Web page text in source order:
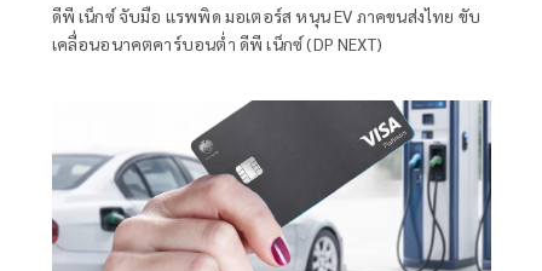
ดีพี เน็กซ์ จับมือ แรพพิด มอเตอร์ส หนุน EV ภาคขนส่งไทย ขับ
เคลื่อนอนาคตคาร์บอนตํ่า ดีพี เน็กซ์ (DP NEXT)